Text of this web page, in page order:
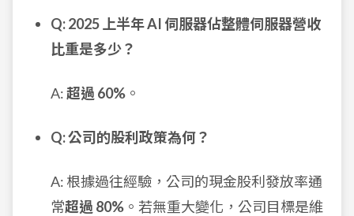
Q: 2025 上半年 AI 伺服器佔整體伺服器營收
比重是多少？
A:超過 60% 。
Q: 公司的股利政策為何？
A: 根據過往經驗，公司的現金股利發放率通
常超過 80% 。若無重大變化，公司目標是維